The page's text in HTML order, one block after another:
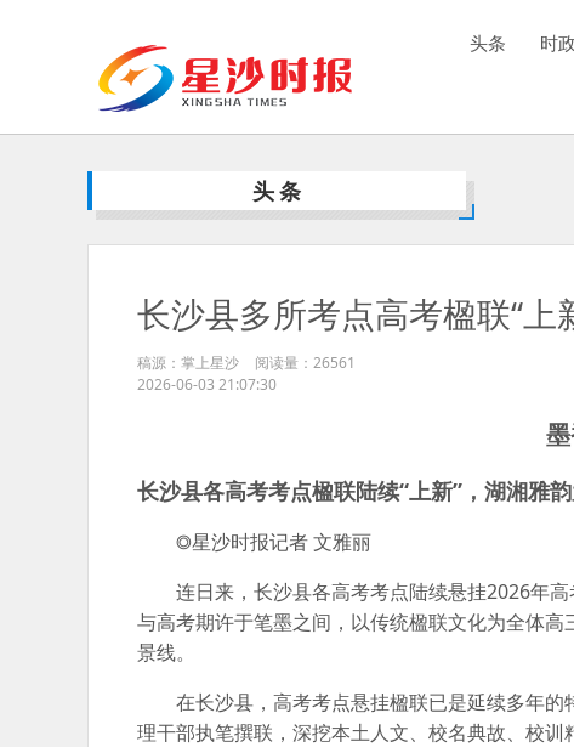
头条 时政
头条
长沙县多所考点高考楹联“上
稿源：掌上星沙 阅读量： 26561
2026-06-03 21:07:30
长沙县各高考考点楹联陆续“上新”，湖湘雅
◎星沙时报记者 文雅丽
连日来，长沙县各高考考点陆续悬挂2026年
与高考期许于笔墨之间，以传统楹联文化为全体
景线。
在长沙县，高考考点悬挂楹联已是延续多年
理干部执笔撰联，深挖本土人文、校名典故、校